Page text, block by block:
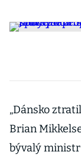
„Dánsko
Brian
bývalý ministr